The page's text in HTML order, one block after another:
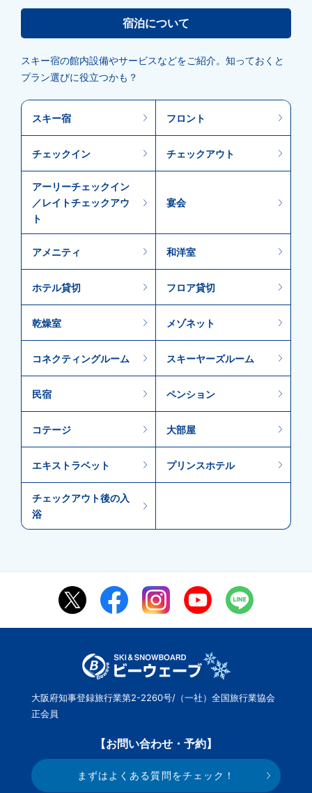
宿泊について
スキー宿の館内設備やサービスなどをご紹介。知っておくと
プラン選びに役立つかも？
スキー宿 フロント
チェックイン チェックアウト
アーリーチェックイン
／レイトチェックアウ
ト
宴会
アメニティ 和洋室
ホテル貸切 フロア貸切
乾燥室 メゾネット
コネクティングルーム スキーヤーズルーム
民宿 ペンション
コテージ 大部屋
エキストラベット プリンスホテル
チェックアウト後の入
浴
大阪府知事登録旅行業第2-2260号/（一社）全国旅行業協会
正会員
【お問い合わせ・予約】
まずはよくある質問をチェック！